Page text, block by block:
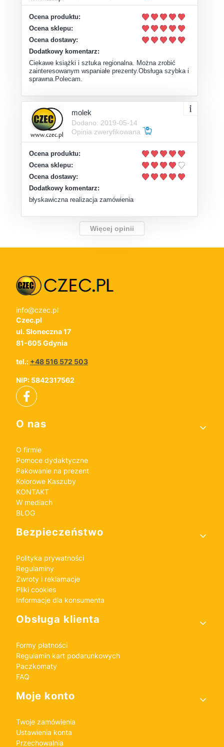
Ocena produktu:
Ocena sklepu:
Ocena dostawy:
Dodatkowy komentarz:
Ciekawe książki i sztuka regionalna. Można zrobić
zainteresowanym wspaniałe prezenty.Obsługa szybka i
sprawna.Polecam.
molek
Dodano: 2019-05-14
Opinia zweryfikowana
Ocena produktu:
Ocena sklepu:
Ocena dostawy:
Dodatkowy komentarz:
błyskawiczna realizacja zamówienia
Więcej opinii
info@czec.pl
Czec.pl
ul. Słoneczna 17
81-605 Gdynia
tel.: +48 516 572 503
NIP: 5842317562
Linki w stopce
O nas
O firmie
Pomoce dydaktyczne
Pakowanie na prezent
Kolorowe Kaszuby
KONTAKT
W mediach
BLOG
Bezpieczeństwo
Polityka prywatności
Regulaminy
Zwroty i reklamacje
Pliki cookies
Informacje dla konsumenta
Obsługa klienta
Formy płatności
Regulamin kart podarunkowych
Paczkomaty
FAQ
Moje konto
Twoje zamówienia
Ustawienia konta
Przechowalnia